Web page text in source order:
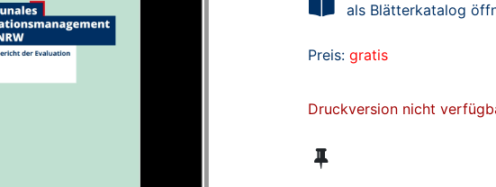
als Blätterkatalog
Preis: gratis
Druckversion nicht